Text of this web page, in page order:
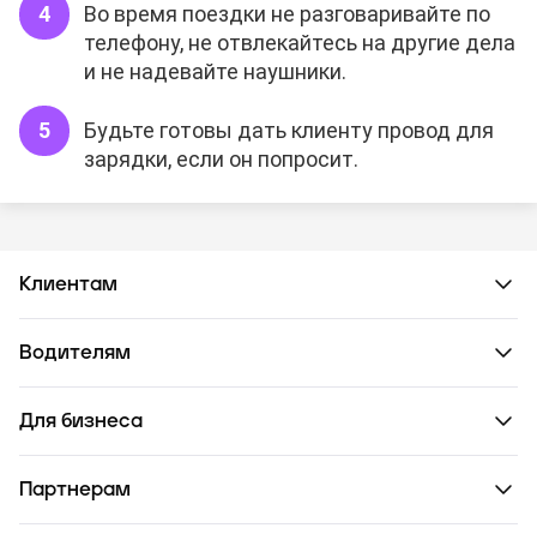
Во время поездки не разговаривайте по
телефону, не отвлекайтесь на другие дела
и не надевайте наушники.
Будьте готовы дать клиенту провод для
зарядки, если он попросит.
Клиентам
Водителям
Для бизнеса
Партнерам